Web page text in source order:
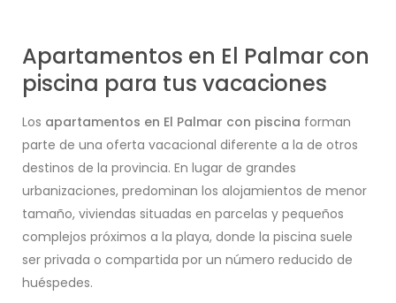
Apartamentos en El Palmar con
piscina para tus vacaciones
Los apartamentos en El Palmar con piscina forman
parte de una oferta vacacional diferente a la de otros
destinos de la provincia. En lugar de grandes
urbanizaciones, predominan los alojamientos de menor
tamaño, viviendas situadas en parcelas y pequeños
complejos próximos a la playa, donde la piscina suele
ser privada o compartida por un número reducido de
huéspedes.